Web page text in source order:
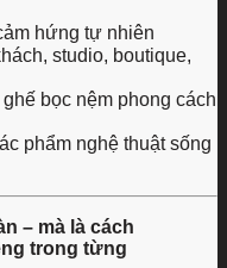
hứng tự nhiên
studio, boutique,
bọc nệm phong cách
phẩm nghệ thuật sống
– mà là cách
trong từng